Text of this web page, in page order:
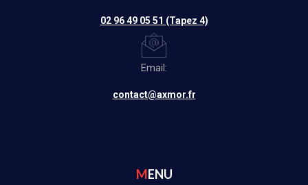
02 96 49 05 51 (Tapez 4)
Email:
contact@axmor.fr
MENU